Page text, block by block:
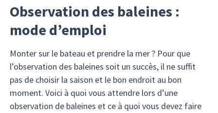
Observation des baleines :
mode d’emploi
Monter sur le bateau et prendre la mer ? Pour que
l’observation des baleines soit un succès, il ne suffit
pas de choisir la saison et le bon endroit au bon
moment. Voici à quoi vous attendre lors d’une
observation de baleines et ce à quoi vous devez faire